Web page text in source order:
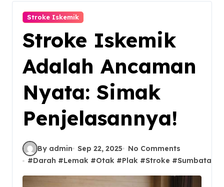
Stroke Iskemik
Stroke Iskemik
Adalah Ancaman
Nyata: Simak
Penjelasannya!
By admin Sep 22, 2025
No Comments
#Darah #Lemak #Otak #Plak #Stroke #Sumbatan